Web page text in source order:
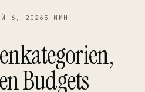
6, 2026 5 МИН
Budgets